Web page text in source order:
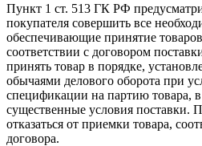
Пункт 1 ст. 513 ГК РФ
покупателя совершить все
обеспечивающие принятие
соответствии с договором
принять товар в порядке,
обычаями делового оборота при
спецификации на партию товара,
существенные условия поставки.
отказаться от приемки товара,
договора.